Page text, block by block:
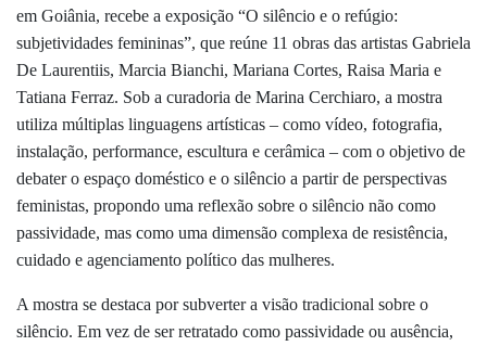
em Goiânia, recebe a exposição “O silêncio e o refúgio:
subjetividades femininas”, que reúne 11 obras das artistas Gabriela
De Laurentiis, Marcia Bianchi, Mariana Cortes, Raisa Maria e
Tatiana Ferraz. Sob a curadoria de Marina Cerchiaro, a mostra
utiliza múltiplas linguagens artísticas – como vídeo, fotografia,
instalação, performance, escultura e cerâmica – com o objetivo de
debater o espaço doméstico e o silêncio a partir de perspectivas
feministas, propondo uma reflexão sobre o silêncio não como
passividade, mas como uma dimensão complexa de resistência,
cuidado e agenciamento político das mulheres.
A mostra se destaca por subverter a visão tradicional sobre o
silêncio. Em vez de ser retratado como passividade ou ausência,